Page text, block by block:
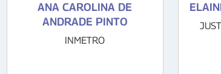
ANA CAROLINA DE
ANDRADE PINTO
INMETRO